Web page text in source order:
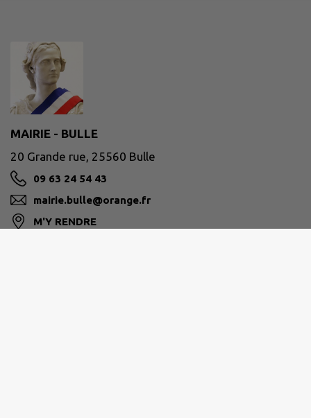
MAIRIE - BULLE
20 Grande rue, 25560 Bulle
09 63 24 54 43
mairie.bulle@orange.fr
M'Y RENDRE